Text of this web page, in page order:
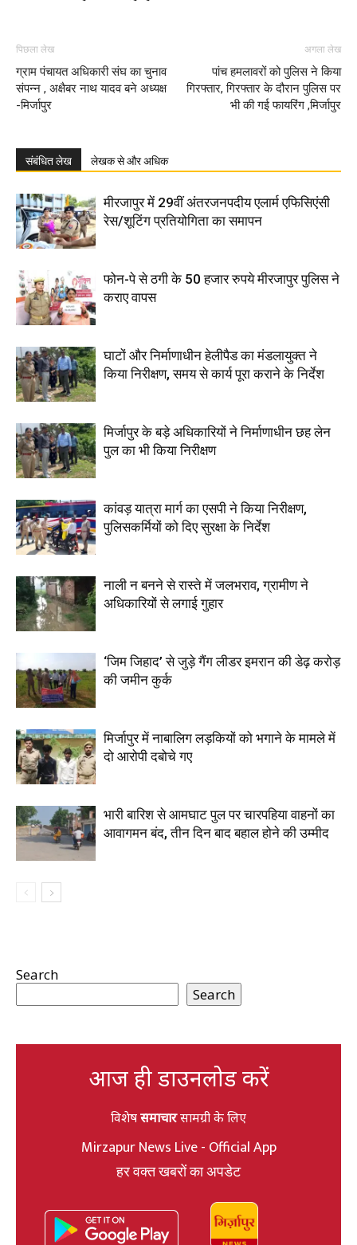
पिछला लेख
ग्राम पंचायत अधिकारी संघ का चुनाव
संपन्न , अक्षैबर नाथ यादव बने अध्यक्ष
-मिर्जापुर
अगला लेख
पांच हमलावरों को पुलिस ने किया
गिरफ्तार, गिरफ्तार के दौरान पुलिस पर
भी की गई फायरिंग ,मिर्जापुर
संबंधित लेख लेखक से और अधिक
मीरजापुर में 29वीं अंतरजनपदीय एलार्म एफिसिएंसी
रेस/शूटिंग प्रतियोगिता का समापन
फोन-पे से ठगी के 50 हजार रुपये मीरजापुर पुलिस ने
कराए वापस
घाटों और निर्माणाधीन हेलीपैड का मंडलायुक्त ने
किया निरीक्षण, समय से कार्य पूरा कराने के निर्देश
मिर्जापुर के बड़े अधिकारियों ने निर्माणाधीन छह लेन
पुल का भी किया निरीक्षण
कांवड़ यात्रा मार्ग का एसपी ने किया निरीक्षण,
पुलिसकर्मियों को दिए सुरक्षा के निर्देश
नाली न बनने से रास्ते में जलभराव, ग्रामीण ने
अधिकारियों से लगाई गुहार
‘जिम जिहाद’ से जुड़े गैंग लीडर इमरान की डेढ़ करोड़
की जमीन कुर्क
मिर्जापुर में नाबालिग लड़कियों को भगाने के मामले में
दो आरोपी दबोचे गए
भारी बारिश से आमघाट पुल पर चारपहिया वाहनों का
आवागमन बंद, तीन दिन बाद बहाल होने की उम्मीद
Search
Search
आज ही डाउनलोड करें
विशेषसमाचारसामग्री के लिए
Mirzapur News Live - Official App
हर वक्त खबरों का अपडेट